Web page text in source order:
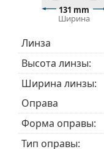
Изучите
руководством по
Это
131 mm
Ширина
Линза
Высота линзы:
Ширина линзы:
Оправа
Форма оправы:
Тип оправы: